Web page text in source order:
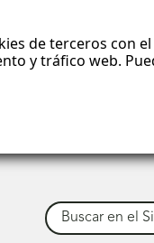
de terceros con
y tráfico web.
Buscar